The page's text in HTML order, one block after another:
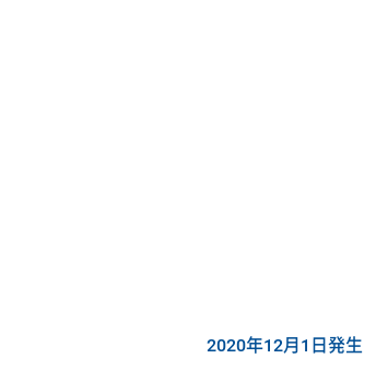
2020年12月1日発生